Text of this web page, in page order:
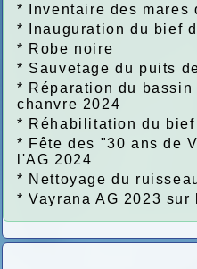
*
Inventaire des
*
Inauguration du bief
* Robe noire
* Sauvetage du puits
* Réparation du
chanvre 2024
* Réhabilitation du
* Fête des "30 ans de
l'AG 2024
* Nettoyage du
*Vayrana AG 2023 sur